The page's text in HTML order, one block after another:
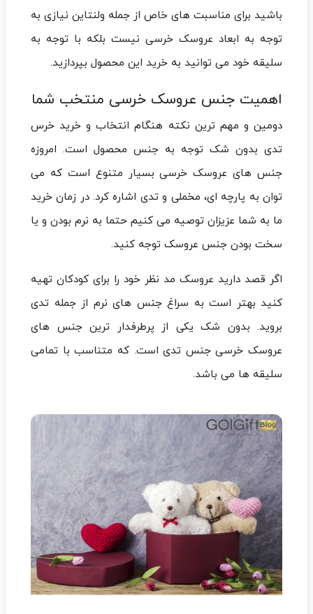
باشید برای مناسبت های خاص از جمله ولنتاین نیازی به
توجه به ابعاد عروسک خرسی نیست بلکه با توجه به
سلیقه خود می توانید به خرید این محصول بپردازید.
اهمیت جنس عروسک خرسی منتخب شما
دومین و مهم ترین نکته هنگام انتخاب و خرید خرس
تدی بدون شک توجه به جنس محصول است. امروزه
جنس های عروسک خرسی بسیار متنوع است که می
توان به پارچه ای، مخملی و تدی اشاره کرد. در زمان خرید
ما به شما عزیزان توصیه می کنیم حتما به نرم بودن و یا
سخت بودن جنس عروسک توجه کنید.
اگر قصد دارید عروسک مد نظر خود را برای کودکان تهیه
کنید بهتر است به سراغ جنس های نرم از جمله تدی
بروید. بدون شک یکی از پرطرفدار ترین جنس های
عروسک خرسی جنس تدی است. که متناسب با تمامی
سلیقه ها می باشد.